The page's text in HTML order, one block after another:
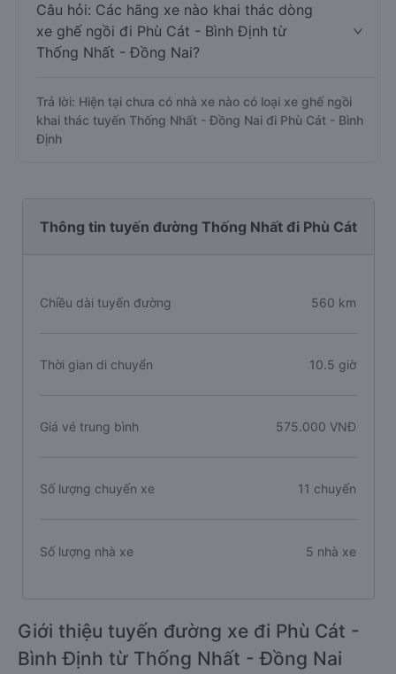
Câu hỏi: Các hãng xe nào khai thác dòng
xe ghế ngồi đi Phù Cát - Bình Định từ
Thống Nhất - Đồng Nai?
Trả lời: Hiện tại chưa có nhà xe nào có loại xe ghế ngồi
khai thác tuyến Thống Nhất - Đồng Nai đi Phù Cát - Bình
Định
Thông tin tuyến đường Thống Nhất đi Phù Cát
Chiều dài tuyến đường 560 km
Thời gian di chuyển 10.5 giờ
Giá vé trung bình 575.000 VNĐ
Số lượng chuyến xe 11 chuyến
Số lượng nhà xe 5 nhà xe
Giới thiệu tuyến đường xe đi Phù Cát -
Bình Định từ Thống Nhất - Đồng Nai